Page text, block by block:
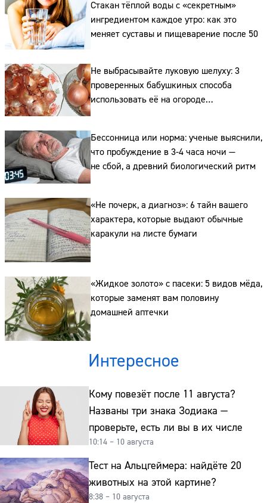
Стакан тёплой воды с «секретным»
ингредиентом каждое утро: как это
меняет суставы и пищеварение после 50
Не выбрасывайте луковую шелуху: 3
проверенных бабушкиных способа
использовать её на огороде
и для здоровья этой зимой
Бессонница или норма: ученые выяснили,
что пробуждение в 3-4 часа ночи —
не сбой, а древний биологический ритм
«Не почерк, а диагноз»: 6 тайн вашего
характера, которые выдают обычные
каракули на листе бумаги
«Жидкое золото» с пасеки: 5 видов мёда,
которые заменят вам половину
домашней аптечки
Интересное
Кому повезёт после 11 августа?
Названы три знака Зодиака —
проверьте, есть ли вы в их числе
10:14 – 10 августа
Тест на Альцгеймера: найдёте 20
животных на этой картине?
8:38 – 10 августа
Адрес: